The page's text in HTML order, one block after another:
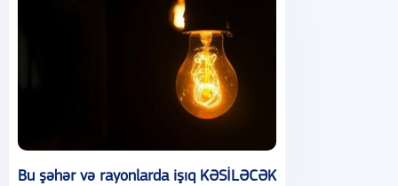
Bu şəhər və rayonlarda işıq KƏSİLƏCƏK